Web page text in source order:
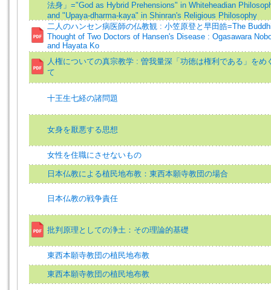
法身」="God as Hybrid Prehensions" in Whiteheadian
and "Upaya-dharma-kaya" in Shinran's Religious Philosophy
二人のハンセン病医師の仏教観 : 小笠原登と早田皓=The
Thought of Two Doctors of Hansen's Disease : Ogasawara
and Hayata Ko
人権についての真宗教学 : 曽我量深「功徳は権利である」をめ
て
十王生七経の諸問題
女身を厭悪する思想
女性を住職にさせないもの
日本仏教による植民地布教：東西本願寺教団の場合
日本仏教の戦争責任
批判原理としての浄土：その理論的基礎
東西本願寺教団の植民地布教
東西本願寺教団の植民地布教